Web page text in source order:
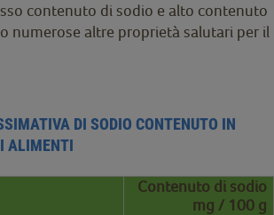
contenuto di sodio e alto contenuto
numerose altre proprietà salutari per il
DI SODIO CONTENUTO IN
ALIMENTI
Contenuto di sodio
mg / 100 g